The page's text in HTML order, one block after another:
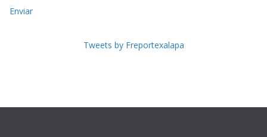
Enviar
Tweets by Freportexalapa